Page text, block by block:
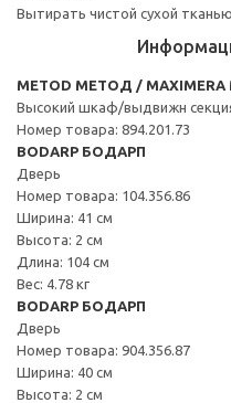
Вытирать чистой сухой тканью.
METOD МЕТОД /
Высокий шкаф/выдвижн
Номер товара: 894.201.73
BODARP БОДАРП
Дверь
Номер товара: 104.356.86
Ширина: 41 см
Высота: 2 см
Длина: 104 см
Вес: 4.78 кг
BODARP БОДАРП
Дверь
Номер товара: 904.356.87
Ширина: 40 см
Высота: 2 см